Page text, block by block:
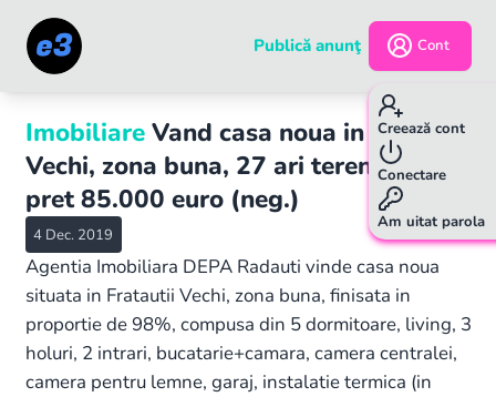
Publică anunţ Cont
Creează cont
Conectare
Am uitat parola
Imobiliare Vand casa noua in Fratautii
Vechi, zona buna, 27 ari teren aferent,
pret 85.000 euro (neg.)
4 Dec. 2019
Agentia Imobiliara DEPA Radauti vinde casa noua
situata in Fratautii Vechi, zona buna, finisata in
proportie de 98%, compusa din 5 dormitoare, living, 3
holuri, 2 intrari, bucatarie+camara, camera centralei,
camera pentru lemne, garaj, instalatie termica (in